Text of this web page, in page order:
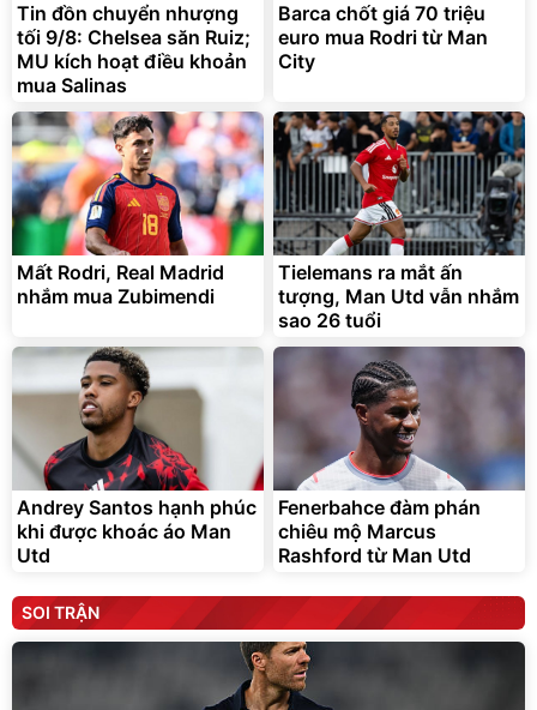
Tin đồn chuyển nhượng
tối 9/8: Chelsea săn Ruiz;
MU kích hoạt điều khoản
mua Salinas
Barca chốt giá 70 triệu
euro mua Rodri từ Man
City
Mất Rodri, Real Madrid
nhắm mua Zubimendi
Tielemans ra mắt ấn
tượng, Man Utd vẫn nhắm
sao 26 tuổi
Andrey Santos hạnh phúc
khi được khoác áo Man
Utd
Fenerbahce đàm phán
chiêu mộ Marcus
Rashford từ Man Utd
SOI TRẬN